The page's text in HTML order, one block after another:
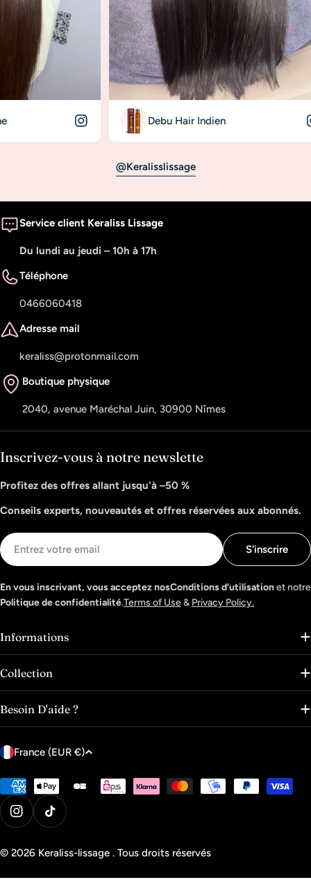
Debu Hair Indien
@keralisslissage
Service client Keraliss Lissage
Du lundi au jeudi – 10h à 17h
Téléphone
0466060418
Adresse mail
keraliss@protonmail.com
Boutique physique
2040, avenue Maréchal Juin, 30900 Nîmes
Inscrivez-vous à notre newslette
Profitez des offres allant jusqu'à –50 %
Conseils experts, nouveautés et offres réservées aux abonnés.
E-
mail
S'inscrire
En vous inscrivant, vous acceptez nosConditions d’utilisationet notre
Politique de confidentialité.Terms of Use& Privacy Policy.
Informations
Collection
Besoin D'aide ?
P
y
s
/
é
g
France (EUR €)
Modes
de
paiement
InstagramTik Tok
© 2026 Keraliss-lissage . Tous droits réservés